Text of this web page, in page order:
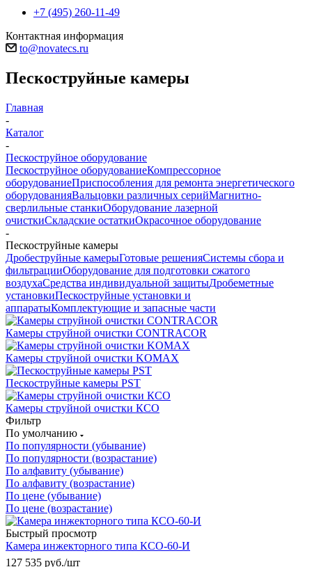
+7 (495) 260-11-49
Контактная информация
to@novatecs.ru
Пескоструйные камеры
Главная
-
Каталог
-
Пескоструйное оборудование
Пескоструйное оборудованиеКомпрессорное
оборудованиеПриспособления для ремонта энергетического
оборудованияВальцовки различных серийМагнитно-
сверлильные станкиОборудование лазерной
очисткиСкладские остаткиОкрасочное оборудование
-
Пескоструйные камеры
Дробеструйные камерыГотовые решенияСистемы сбора и
фильтрацииОборудование для подготовки сжатого
воздухаСредства индивидуальной защитыДробеметные
установкиПескоструйные установки и
аппаратыКомплектующие и запасные части
Камеры струйной очистки CONTRACOR
Камеры струйной очистки KOMAX
Пескоструйные камеры PST
Камеры струйной очистки КСО
Фильтр
По умолчанию
По популярности (убывание)
По популярности (возрастание)
По алфавиту (убывание)
По алфавиту (возрастание)
По цене (убывание)
По цене (возрастание)
Быстрый просмотр
Камера инжекторного типа КСО-60-И
127 535 руб./шт